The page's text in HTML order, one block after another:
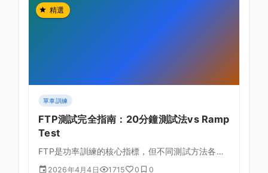
精選
單車訓練
FTP測試完全指南：20分鐘測試法vs Ramp
Test
FTP是功率訓練的核心指標，但不同測試方法各有
優缺點，本文深入比較兩種主流測試法，幫助你找
2026年4月4日 1715 0 0